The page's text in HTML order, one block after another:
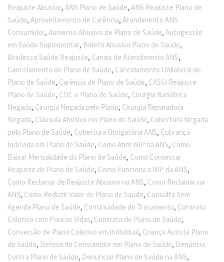
Reajuste Abusivo,ANS Plano de Saúde,ANS Reajuste Plano de
Saúde,Aproveitamento de Carência,Atendimento ANS
Consumidor,Aumento Abusivo de Plano de Saúde,Autogestão
em Saúde Suplementar, Boleto Abusivo Plano de Saúde,
Bradesco Saúde Reajuste, Canais de Atendimento ANS,
Cancelamento de Plano de Saúde, Cancelamento Unilateral de
Plano de Saúde, Carência de Plano de Saúde, CASSI Reajuste
Plano de Saúde, CDC e Plano de Saúde, Cirurgia Bariátrica
Negada, Cirurgia Negada pelo Plano, Cirurgia Reparadora
Negada, Cláusula Abusiva em Plano de Saúde, Cobertura Negada
pelo Plano de Saúde, Cobertura Obrigatória ANS, Cobrança
Indevida em Plano de Saúde, Como Abrir NIP na ANS, Como
Baixar Mensalidade do Plano de Saúde, Como Contestar
Reajuste de Plano de Saúde, Como Funciona a NIP da ANS,
Como Reclamar de Reajuste Abusivo na ANS, Como Reclamar na
ANS, Como Reduzir Valor do Plano de Saúde, Consulta Sem
Agenda Plano de Saúde, Continuidade do Tratamento, Contrato
Coletivo com Poucas Vidas, Contrato de Plano de Saúde,
Conversão de Plano Coletivo em Individual, Criança Autista Plano
de Saúde, Defesa do Consumidor em Plano de Saúde, Denúncia
Contra Plano de Saúde, Denunciar Plano de Saúde na ANS,